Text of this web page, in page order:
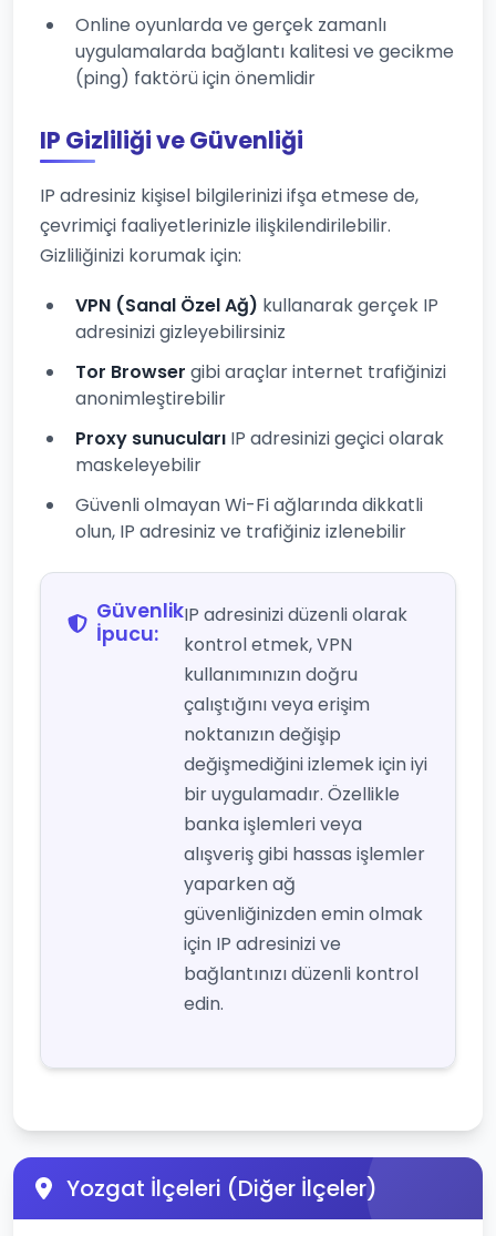
Online oyunlarda ve gerçek zamanlı
uygulamalarda bağlantı kalitesi ve gecikme
(ping) faktörü için önemlidir
IP Gizliliği ve Güvenliği
IP adresiniz kişisel bilgilerinizi ifşa etmese de,
çevrimiçi faaliyetlerinizle ilişkilendirilebilir.
Gizliliğinizi korumak için:
VPN (Sanal Özel Ağ) kullanarak gerçek IP
adresinizi gizleyebilirsiniz
Tor Browser gibi araçlar internet trafiğinizi
anonimleştirebilir
Proxy sunucuları IP adresinizi geçici olarak
maskeleyebilir
Güvenli olmayan Wi-Fi ağlarında dikkatli
olun, IP adresiniz ve trafiğiniz izlenebilir
Güvenlik
İpucu:
IP adresinizi düzenli olarak
kontrol etmek, VPN
kullanımınızın doğru
çalıştığını veya erişim
noktanızın değişip
değişmediğini izlemek için iyi
bir uygulamadır. Özellikle
banka işlemleri veya
alışveriş gibi hassas işlemler
yaparken ağ
güvenliğinizden emin olmak
için IP adresinizi ve
bağlantınızı düzenli kontrol
edin.
Yozgat İlçeleri (Diğer İlçeler)